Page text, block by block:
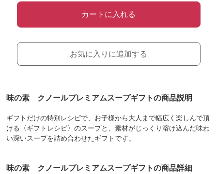
カートに入れる
お気に入りに追加する
味の素 クノールプレミアムスープギフトの商品説明
ギフトだけの特別レシピで、お子様から大人まで幅広く楽しんで頂
ける〈ギフトレシピ〉のスープと、素材がじっくり溶け込んだ味わ
い深いスープを詰め合わせたギフトです。
味の素 クノールプレミアムスープギフトの商品詳細